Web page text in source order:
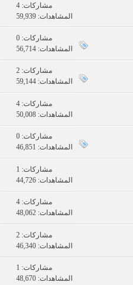
مشاركات:4
المشاهدات: 59,939
مشاركات:0
المشاهدات: 56,714
مشاركات:2
المشاهدات: 59,144
مشاركات:4
المشاهدات: 50,008
مشاركات:0
المشاهدات: 46,851
مشاركات: 1
المشاهدات: 44,726
مشاركات:4
المشاهدات: 48,062
مشاركات:2
المشاهدات: 46,340
مشاركات: 1
المشاهدات: 48,670